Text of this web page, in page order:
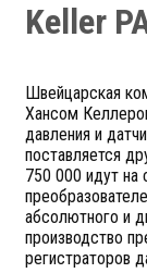
Keller
Швейцарская
Хансом
давления и
поставляется
750 000 идут на
абсолютного и
производство
регистраторов